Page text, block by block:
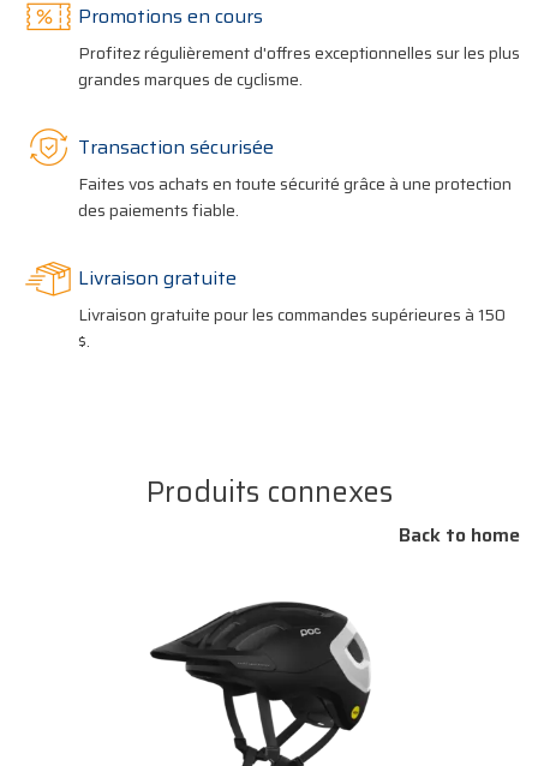
Promotions en cours
Profitez régulièrement d'offres exceptionnelles sur les plus
grandes marques de cyclisme.
Transaction sécurisée
Faites vos achats en toute sécurité grâce à une protection
des paiements fiable.
Livraison gratuite
Livraison gratuite pour les commandes supérieures à 150
$.
Produits connexes
Back to home